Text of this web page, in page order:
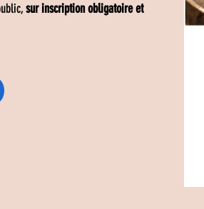
sur inscription obligatoire et